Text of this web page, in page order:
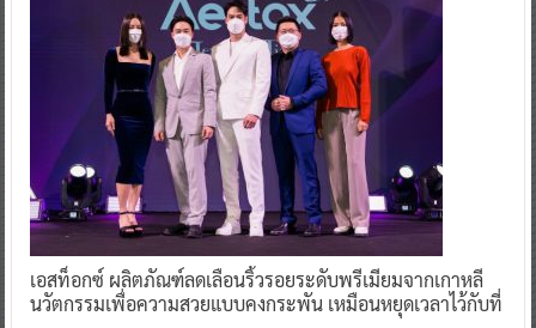
เอสท็อกซ์ ผลิตภัณฑ์ลดเลือนริ้วรอยระดับพรีเมียมจากเกาหลี
นวัตกรรมเพื่อความสวยแบบคงกระพัน เหมือนหยุดเวลาไว้กับที่